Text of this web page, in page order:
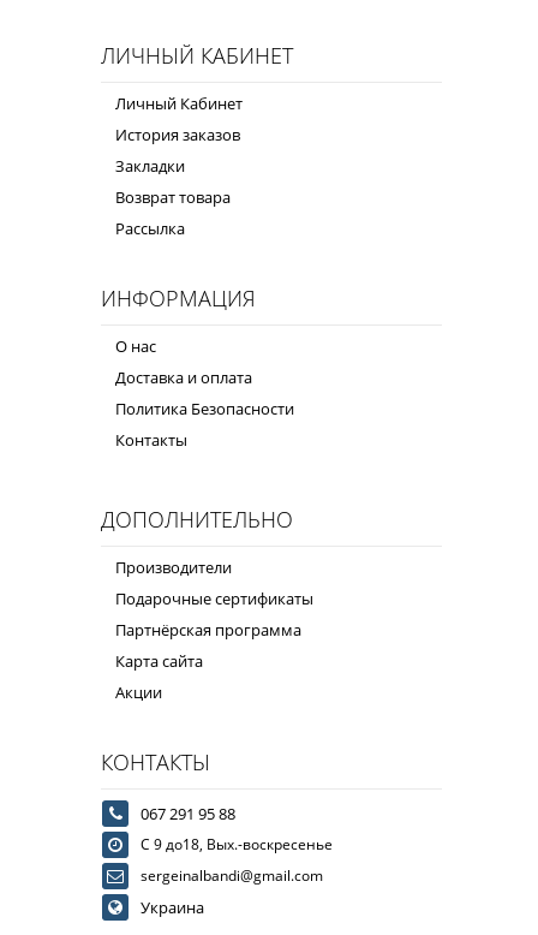
ЛИЧНЫЙ КАБИНЕТ
Личный Кабинет
История заказов
Закладки
Возврат товара
Рассылка
ИНФОРМАЦИЯ
О нас
Доставка и оплата
Политика Безопасности
Контакты
ДОПОЛНИТЕЛЬНО
Производители
Подарочные сертификаты
Партнёрская программа
Карта сайта
Акции
КОНТАКТЫ
067 291 95 88
С 9 до18, Вых.-воскресенье
sergeinalbandi@gmail.com
Украина